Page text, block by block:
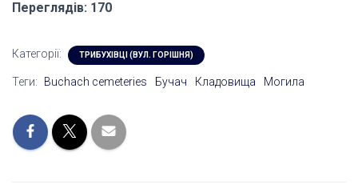
Переглядів: 170
Категорії: ТРИБУХІВЦІ (ВУЛ. ГОРІШНЯ)
Теги: Buchach cemeteries Бучач Кладовища Могила